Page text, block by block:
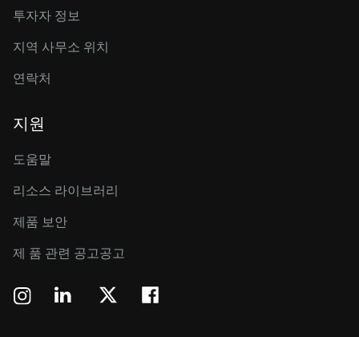
투자자 정보
지역 사무소 위치
연락처
지원
도움말
리소스 라이브러리
제품 보안
제 품 관련 공고공고